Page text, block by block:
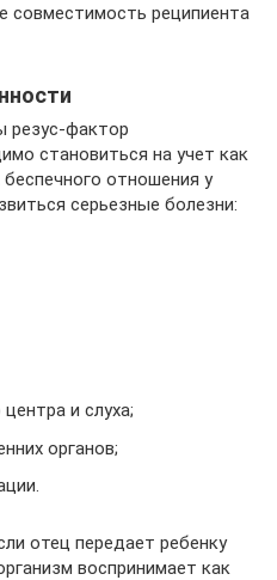
совместимость реципиента
резус-фактор
становиться на учет как
отношения у
серьезные болезни:
и слуха;
органов;
отец передает ребенку
воспринимает как